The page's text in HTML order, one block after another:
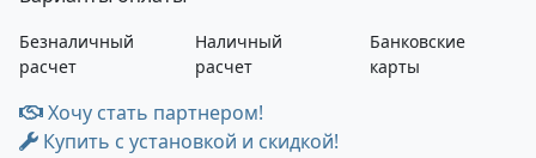
Безналичный
расчет
Наличный
расчет
Банковские
карты
Хочу стать партнером!
Купить с установкой и скидкой!